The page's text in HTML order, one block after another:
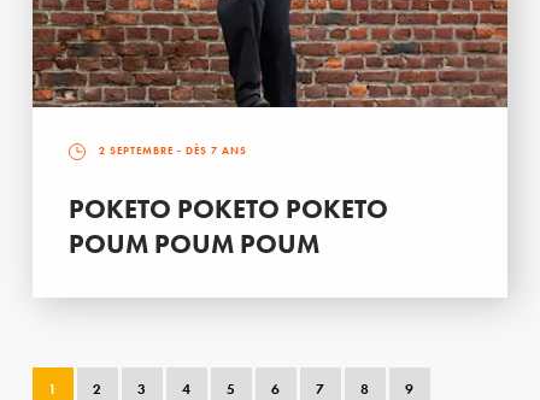
2 SEPTEMBRE - DÈS 7 ANS
POKETO POKETO POKETO
POUM POUM POUM
1 2 3 4 5 6 7 8 9